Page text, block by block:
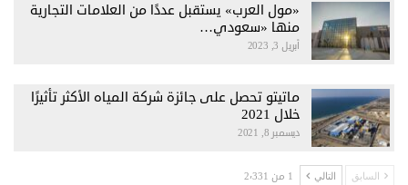
«مول العرب» يستقبل عددًا من العلامات التجارية
منها «سعودي…
أبريل 3, 2023
ماتيتو تحصل على جائزة شركة المياه الأكثر تأثيرًا
خلال 2021
ديسمبر 8, 2021
السابق التالي 1 من 2٬331